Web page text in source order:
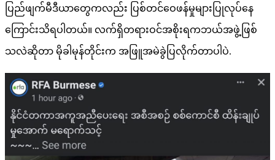
ပြည်ဖျက်မီဒီယာတွေကလည်း ပြစ်တင်ဝေဖန်မှုများပြုလုပ်နေ
ကြောင်းသိရပါတယ်။ လက်ရှိတရားဝင်အစိုးရကဘယ်အဖွဲ့ဖြစ်
သလဲဆိုတာ မိုခါမုန်တိုင်းက အဖြူအမဲခွဲပြလိုက်တာပါပဲ.